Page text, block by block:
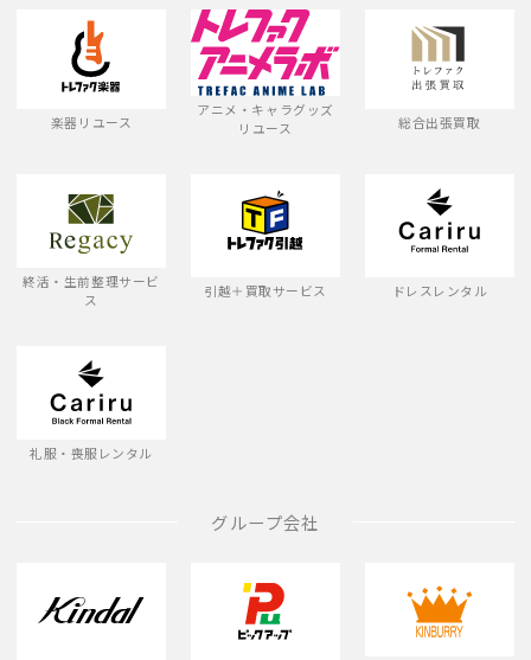
楽器リユース
アニメ・キャラグッズ
リユース
総合出張買取
終活・生前整理サービ
ス
引越＋買取サービス ドレスレンタル
礼服・喪服レンタル
グループ会社